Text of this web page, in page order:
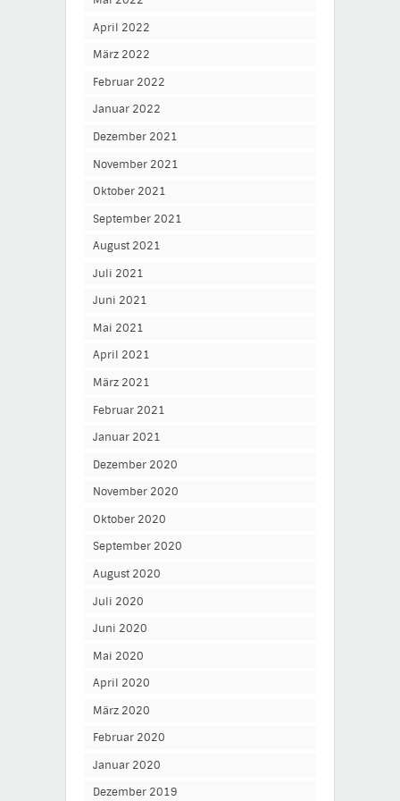
April 2022
März 2022
Februar 2022
Januar 2022
Dezember 2021
November 2021
Oktober 2021
September 2021
August 2021
Juli 2021
Juni 2021
Mai 2021
April 2021
März 2021
Februar 2021
Januar 2021
Dezember 2020
November 2020
Oktober 2020
September 2020
August 2020
Juli 2020
Juni 2020
Mai 2020
April 2020
März 2020
Februar 2020
Januar 2020
Dezember 2019